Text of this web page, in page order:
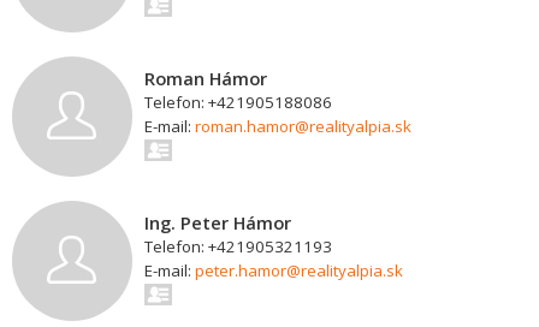
Roman Hámor
Telefon: +421905188086
E-mail: roman.hamor@realityalpia.sk
Ing. Peter Hámor
Telefon: +421905321193
E-mail: peter.hamor@realityalpia.sk